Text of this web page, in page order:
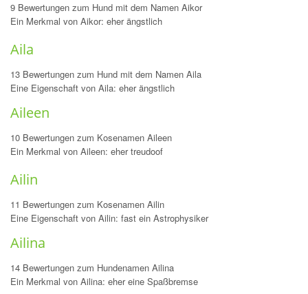
9 Bewertungen zum Hund mit dem Namen Aikor
Ein Merkmal von Aikor: eher ängstlich
Aila
13 Bewertungen zum Hund mit dem Namen Aila
Eine Eigenschaft von Aila: eher ängstlich
Aileen
10 Bewertungen zum Kosenamen Aileen
Ein Merkmal von Aileen: eher treudoof
Ailin
11 Bewertungen zum Kosenamen Ailin
Eine Eigenschaft von Ailin: fast ein Astrophysiker
Ailina
14 Bewertungen zum Hundenamen Ailina
Ein Merkmal von Ailina: eher eine Spaßbremse